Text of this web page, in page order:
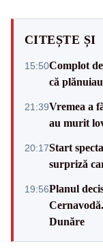
CITEȘTE ȘI
15:50Complot
că
21:39Vremea a
au murit
20:17Start
surpriză
19:56Planul
Dunăre